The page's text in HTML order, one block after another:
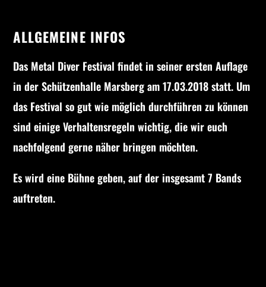
Pinterest
ALLGEMEINE INFOS
Das Metal Diver Festival findet in seiner ersten Auflage
in der Schützenhalle Marsberg am 17.03.2018 statt. Um
das Festival so gut wie möglich durchführen zu können
sind einige Verhaltensregeln wichtig, die wir euch
nachfolgend gerne näher bringen möchten.
Es wird eine Bühne geben, auf der insgesamt 7 Bands
auftreten.